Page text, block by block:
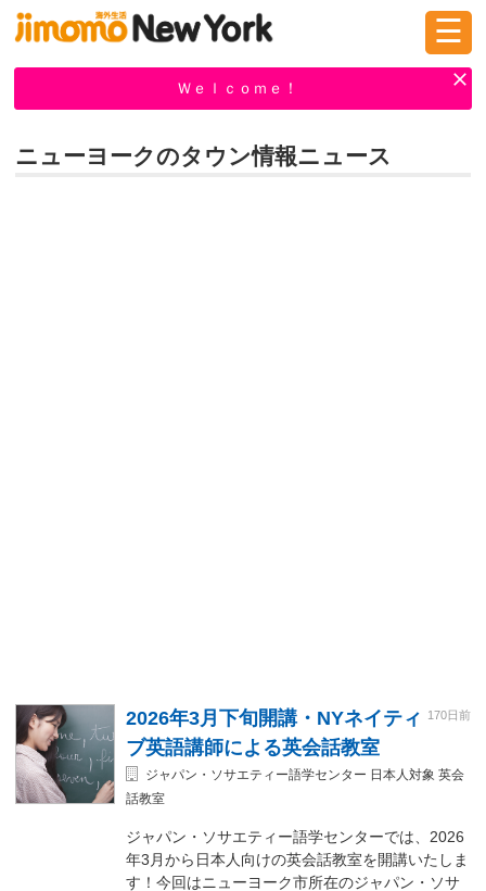
☰
Ｗｅｌｃｏｍｅ！
ニューヨークのタウン情報ニュース
2026年3月下旬開講・NYネイティ
ブ英語講師による英会話教室
170日前
ジャパン・ソサエティー語学センター 日本人対象 英会
話教室
ジャパン・ソサエティー語学センターでは、2026
年3月から日本人向けの英会話教室を開講いたしま
す！今回はニューヨーク市所在のジャパン・ソサ